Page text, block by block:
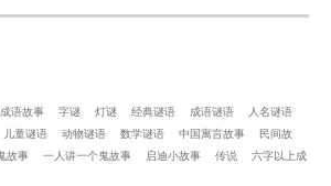
语故事 字谜 灯谜 经典谜语 成语谜语
人名谜语
儿童谜语 动物谜语 数学谜语 中国寓言故事
民间故
故事 一人讲一个鬼故事 启迪小故事 传说
六字以上成